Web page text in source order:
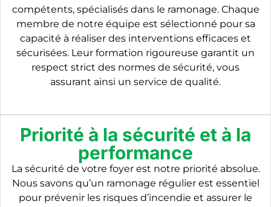
compétents, spécialisés dans le ramonage. Chaque
membre de notre équipe est sélectionné pour sa
capacité à réaliser des interventions efficaces et
sécurisées. Leur formation rigoureuse garantit un
respect strict des normes de sécurité, vous
assurant ainsi un service de qualité.
Priorité à la sécurité et à la
performance
La sécurité de votre foyer est notre priorité absolue.
Nous savons qu’un ramonage régulier est essentiel
pour prévenir les risques d’incendie et assurer le